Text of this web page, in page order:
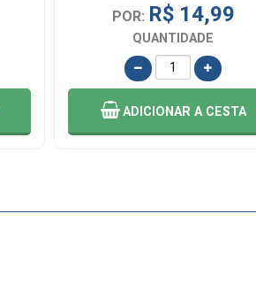
POR: R$ 14,99
QUANTIDADE
ADICIONAR A CESTA